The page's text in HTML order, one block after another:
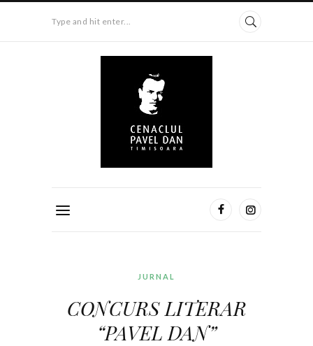
Type and hit enter...
JURNAL
CONCURS LITERAR
“PAVEL DAN”